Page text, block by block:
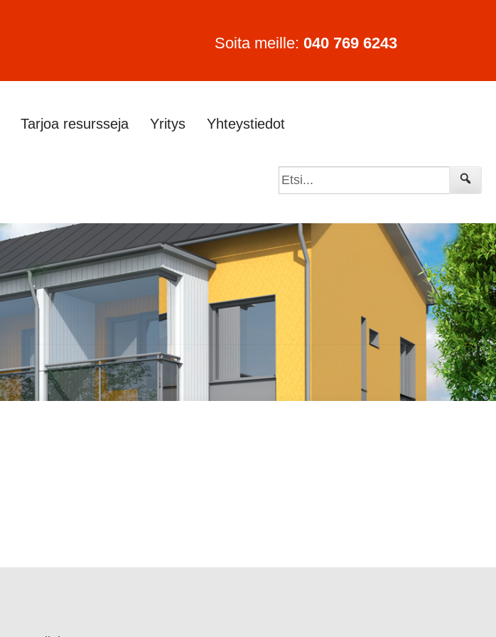
Soita meille: 040 769 6243
Tarjoa resursseja Yritys Yhteystiedot